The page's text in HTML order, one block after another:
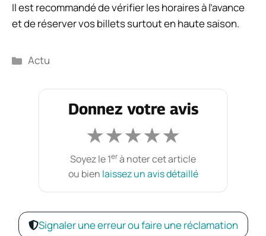
Il est recommandé de vérifier les horaires à l’avance
et de réserver vos billets surtout en haute saison.
Catégories
Actu
Donnez votre avis
★★★★★
Soyez le 1erà noter cet article
ou bien laissez un avis détaillé
Signaler une erreur ou faire une réclamation